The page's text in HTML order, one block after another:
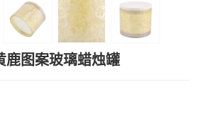
鹿图案玻璃蜡烛罐